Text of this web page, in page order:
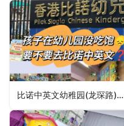
比诺中英文幼稚园(龙琛路)Bilok Anglo-Chinese Kindergarten (Lung Sum Avenue)（幼稚园）